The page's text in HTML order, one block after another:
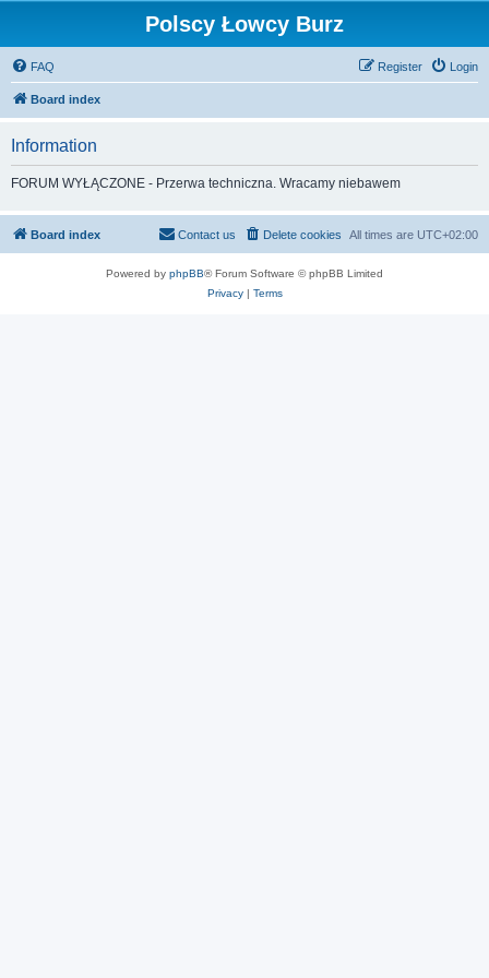
Polscy Łowcy Burz
FAQ Login
Register
Board index
Information
FORUM WYŁĄCZONE - Przerwa techniczna. Wracamy niebawem
Board index All times are UTC+02:00
Delete cookies
Contact us
Powered by phpBB® Forum Software © phpBB Limited
Privacy| Terms